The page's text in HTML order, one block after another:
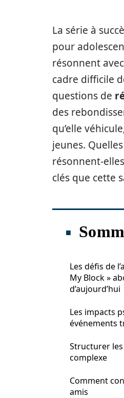
La série à
pour
résonnent
cadre difficile
questions de
des
qu’elle
jeunes.
résonnent-
clés que cette
Les défis de
My Block »
d’aujourd’hui
Les impacts
événements
Structurer
complexe
Comment
amis